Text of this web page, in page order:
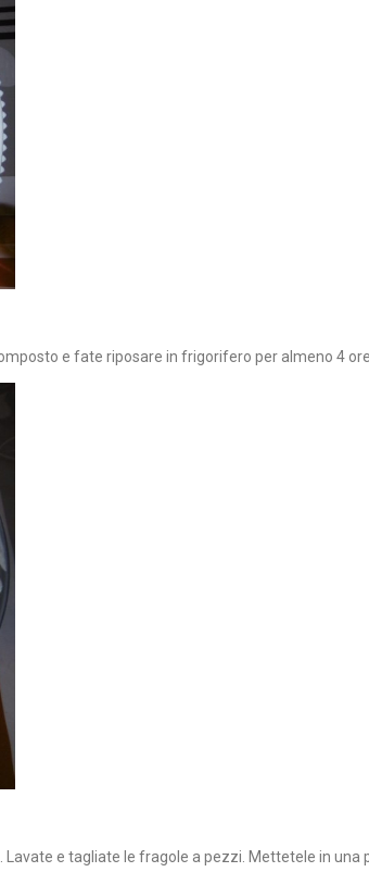
e fate riposare in frigorifero per almeno 4
e tagliate le fragole a pezzi. Mettetele in una